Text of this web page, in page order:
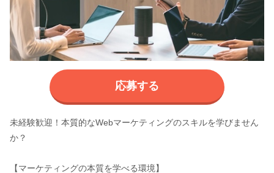
応募する
未経験歓迎！本質的なWebマーケティングのスキルを学びません
か？
【マーケティングの本質を学べる環境】